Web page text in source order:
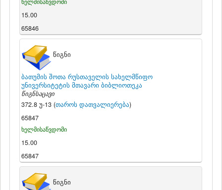
15.00
65846
წიგნი
ბათუმის შოთა რუსთაველის სახელმწიფო
უნივერსიტეტის მთავარი ბიბლიოთეკა
წიგნსაცავი
372.8 უ-13 (თაროს დათვალიერება)
65847
ხელმისაწვდომი
15.00
65847
წიგნი